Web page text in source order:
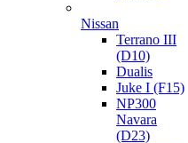
Nissan
Terrano III
(D10)
Dualis
Juke I (F15)
NP300
Navara
(D23)